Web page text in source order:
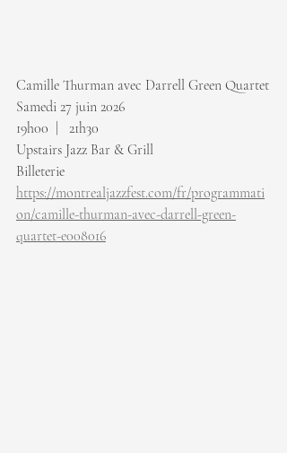
Camille Thurman avec Darrell Green Quartet
Samedi 27 juin 2026
19h00  |   21h30
Upstairs Jazz Bar & Grill
Billeterie
https://montrealjazzfest.com/fr/programmati
on/camille-thurman-avec-darrell-green-
quartet-e008016